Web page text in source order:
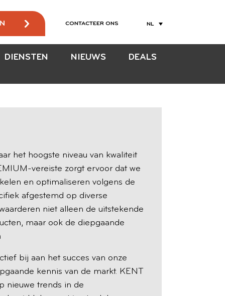
CONTACTEER ONS NL
DIENSTEN NIEUWS DEALS
het hoogste niveau van kwaliteit
vereiste zorgt ervoor dat we
en optimaliseren volgens de
afgestemd op diverse
niet alleen de uitstekende
maar ook de diepgaande
bij aan het succes van onze
kennis van de markt. KENT
nieuwe trends in de